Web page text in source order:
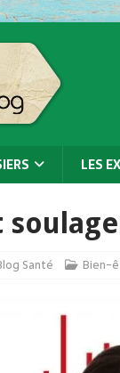
LES
Santé Bien-